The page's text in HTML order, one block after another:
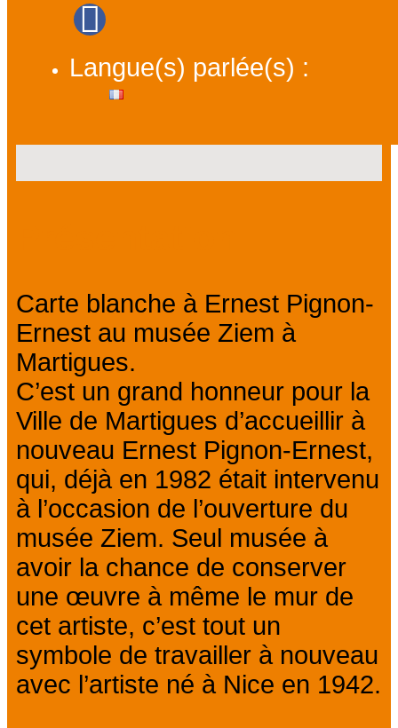
Langue(s) parlée(s) :
Carte blanche à Ernest Pignon-
Ernest au musée Ziem à
Martigues.
C’est un grand honneur pour la
Ville de Martigues d’accueillir à
nouveau Ernest Pignon-Ernest,
qui, déjà en 1982 était intervenu
à l’occasion de l’ouverture du
musée Ziem. Seul musée à
avoir la chance de conserver
une œuvre à même le mur de
cet artiste, c’est tout un
symbole de travailler à nouveau
avec l’artiste né à Nice en 1942.